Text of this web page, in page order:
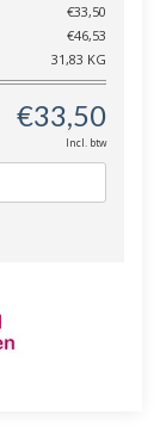
€33,50
€46,53
31,83 KG
Incl. btw